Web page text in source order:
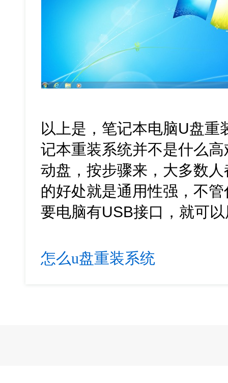
以上是，笔记本电脑U盘
记本重装系统并不是什么
动盘，按步骤来，大多数
的好处就是通用性强，不
要电脑有USB接口，就可
怎么u盘重装系统